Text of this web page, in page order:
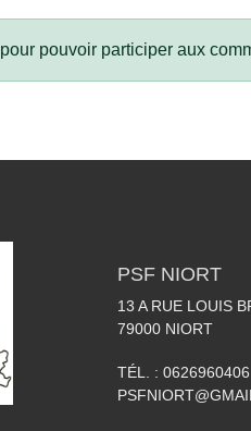
pour pouvoir participer aux
PSF NIORT
13 A RUE LOUIS
79000 NIORT
TÉL. : 0626960406